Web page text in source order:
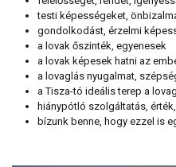
testi képességeket,
gondolkodást, érzelmi
a lovak őszinték, egyenesek
a lovak képesek hatni az
a lovaglás nyugalmat,
a Tisza-tó ideális terep a
hiánypótló szolgáltatás,
bízunk benne, hogy ezzel is